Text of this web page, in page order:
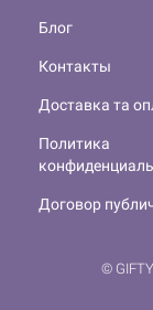
Блог
Контакты
Доставка та
Политика
Договор
©